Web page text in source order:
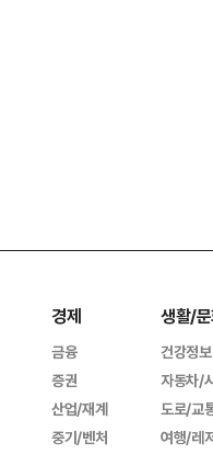
경제
금융
증권
산업/재계
중기/벤처
생활/
건강정보
자동차/
도로/교
여행/레